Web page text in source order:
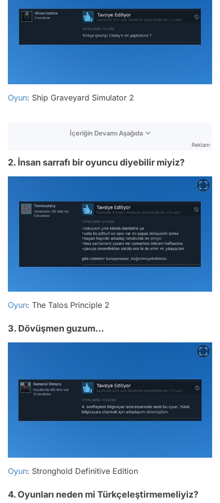
Oyun: Ship Graveyard Simulator 2
İçeriğin Devamı Aşağıda
Reklam
2. İnsan sarrafı bir oyuncu diyebilir miyiz?
Oyun: The Talos Principle 2
3. Dövüşmen guzum...
Oyun: Stronghold Definitive Edition
4. Oyunları neden mi Türkçeleştirmemeliyiz?